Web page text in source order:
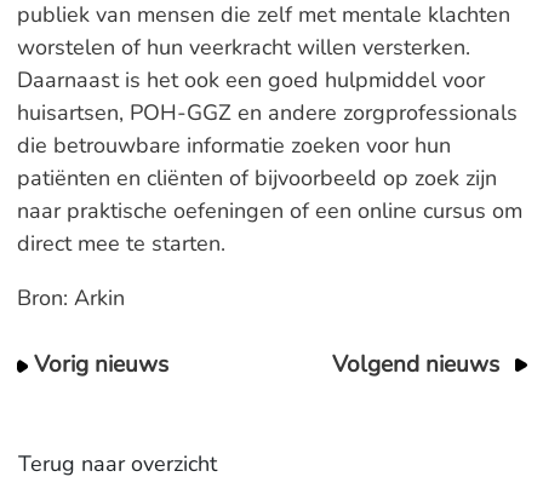
publiek van mensen die zelf met mentale klachten
worstelen of hun veerkracht willen versterken.
Daarnaast is het ook een goed hulpmiddel voor
huisartsen, POH-GGZ en andere zorgprofessionals
die betrouwbare informatie zoeken voor hun
patiënten en cliënten of bijvoorbeeld op zoek zijn
naar praktische oefeningen of een online cursus om
direct mee te starten.
Bron: Arkin
Vorig nieuws Volgend nieuws
Terug naar overzicht